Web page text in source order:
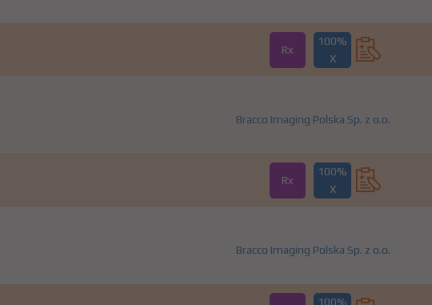
Rx
100%
X
Bracco Imaging Polska Sp. z o.o.
Rx
100%
X
Bracco Imaging Polska Sp. z o.o.
100%